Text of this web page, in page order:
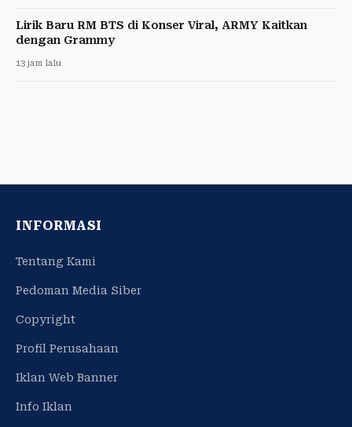
Lirik Baru RM BTS di Konser Viral, ARMY Kaitkan
dengan Grammy
13 jam lalu
INFORMASI
Tentang Kami
Pedoman Media Siber
Copyright
Profil Perusahaan
Iklan Web Banner
Info Iklan